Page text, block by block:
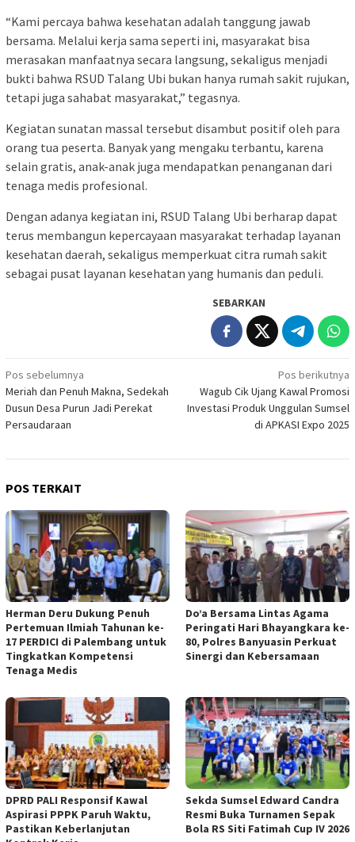
“Kami percaya bahwa kesehatan adalah tanggung jawab
bersama. Melalui kerja sama seperti ini, masyarakat bisa
merasakan manfaatnya secara langsung, sekaligus menjadi
bukti bahwa RSUD Talang Ubi bukan hanya rumah sakit rujukan,
tetapi juga sahabat masyarakat,” tegasnya.
Kegiatan sunatan massal tersebut disambut positif oleh para
orang tua peserta. Banyak yang mengaku terbantu, karena
selain gratis, anak-anak juga mendapatkan penanganan dari
tenaga medis profesional.
Dengan adanya kegiatan ini, RSUD Talang Ubi berharap dapat
terus membangun kepercayaan masyarakat terhadap layanan
kesehatan daerah, sekaligus memperkuat citra rumah sakit
sebagai pusat layanan kesehatan yang humanis dan peduli.
SEBARKAN
Navigasi
pos
Pos sebelumnya
Meriah dan Penuh Makna, Sedekah
Dusun Desa Purun Jadi Perekat
Persaudaraan
Pos berikutnya
Wagub Cik Ujang Kawal Promosi
Investasi Produk Unggulan Sumsel
di APKASI Expo 2025
POS TERKAIT
Herman Deru Dukung Penuh
Pertemuan Ilmiah Tahunan ke-
17 PERDICI di Palembang untuk
Tingkatkan Kompetensi
Tenaga Medis
Do’a Bersama Lintas Agama
Peringati Hari Bhayangkara ke-
80, Polres Banyuasin Perkuat
Sinergi dan Kebersamaan
DPRD PALI Responsif Kawal
Aspirasi PPPK Paruh Waktu,
Pastikan Keberlanjutan
Sekda Sumsel Edward Candra
Resmi Buka Turnamen Sepak
Bola RS Siti Fatimah Cup IV 2026